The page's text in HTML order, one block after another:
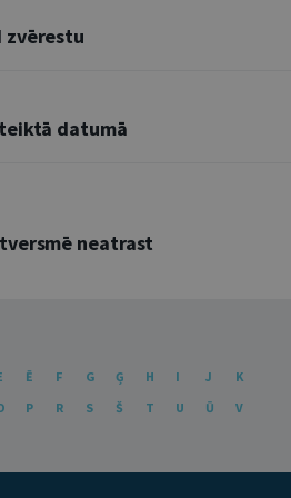
zvērestu
datumā
neatrast
Ē F G Ģ H I J
K
P R S Š T U Ū
V